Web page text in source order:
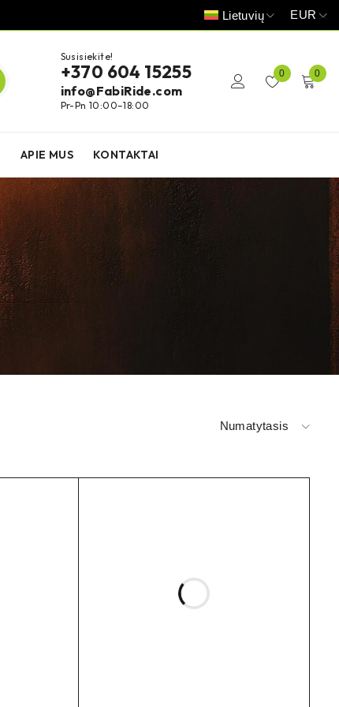
Lietuvių EUR
Susisiekite!
+370 604 15255
info@FabiRide.com
Pr-Pn 10:00–18:00
0 0
APIE MUS KONTAKTAI
Numatytasis